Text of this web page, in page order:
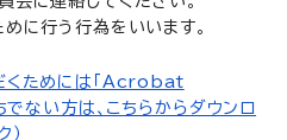
めに行う行為をいいます。
くためには「Acrobat
ない方は、こちらからダウンロ
）